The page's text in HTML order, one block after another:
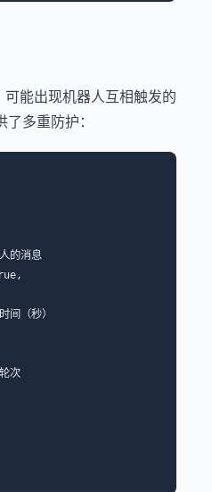
能出现机器人互相触发的
多重防护：
的消息
（秒）
次